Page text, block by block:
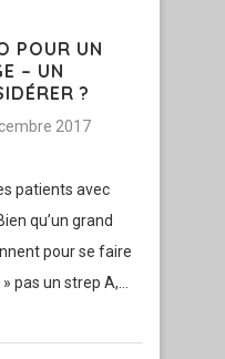
POUR UN
– UN
?
2017
patients avec
qu’un grand
pour se faire
pas un strep A,…